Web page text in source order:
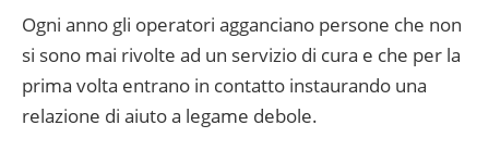
Ogni anno gli operatori agganciano persone che non
si sono mai rivolte ad un servizio di cura e che per la
prima volta entrano in contatto instaurando una
relazione di aiuto a legame debole.